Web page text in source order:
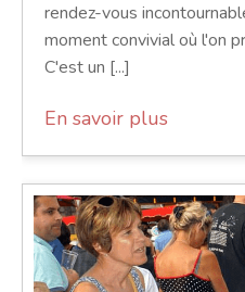
rendez-vous
moment convivial où l'on
C'est un [...]
En savoir plus